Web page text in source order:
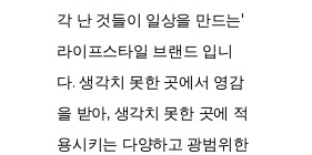
각 난 것들이 일상을 만드는'
라이프스타일 브랜드 입니
다. 생각치 못한 곳에서 영감
을 받아, 생각치 못한 곳에 적
용시키는 다양하고 광범위한